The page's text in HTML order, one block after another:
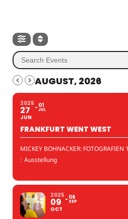
AUGUST, 2026
2025
27
JUN
01
JUL
FRANKFURT WENT WEST
MICKEY BOHNACKER:
: Ausstellung
2025
09
OCT
06
SEP